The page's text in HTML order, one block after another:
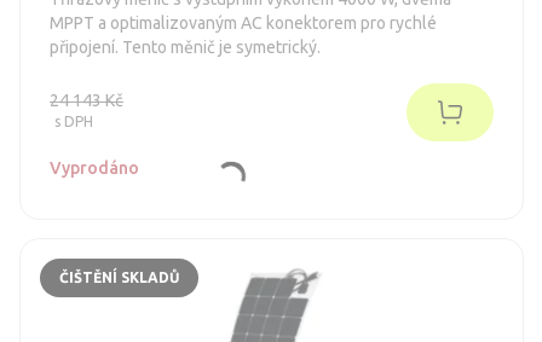
MPPT a optimalizovaným AC konektorem pro rychlé
připojení. Tento měnič je symetrický.
24 143 Kč
s DPH
Vyprodáno
ČIŠTĚNÍ SKLADŮ